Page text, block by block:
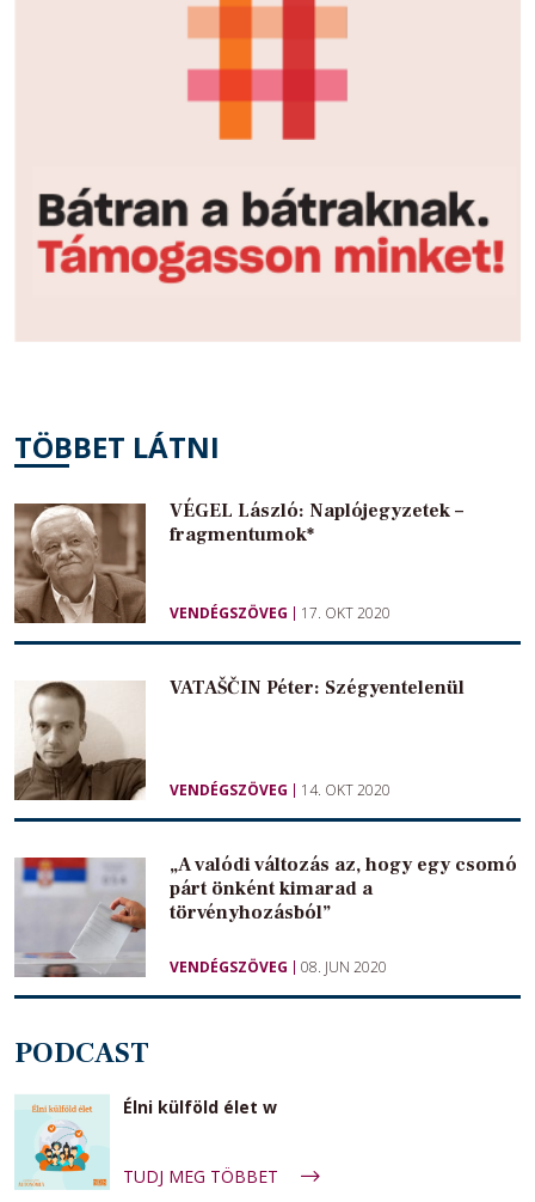
TÖBBET LÁTNI
VÉGEL László: Naplójegyzetek –
fragmentumok*
VENDÉGSZÖVEG 17. OKT 2020
VATAŠČIN Péter: Szégyentelenül
VENDÉGSZÖVEG 14. OKT 2020
„A valódi változás az, hogy egy csomó
párt önként kimarad a
törvényhozásból”
VENDÉGSZÖVEG 08. JUN 2020
PODCAST
Élni külföld élet w
TUDJ MEG TÖBBET